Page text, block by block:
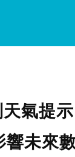
氣提
響未來